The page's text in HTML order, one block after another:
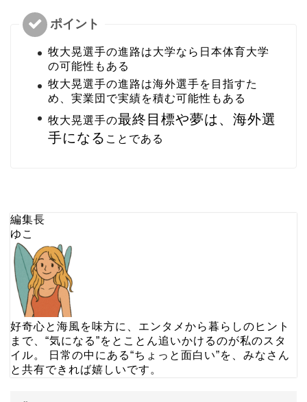
牧大晃選手の進路は大学なら 日本体育大学
の可能性 もある
牧大晃選手の進路は海外選手を目指すた
め、実業団で実績を積む可能性もある
牧大晃選手の最終目標や夢は、海外選
手になる ことである
編集長
ゆこ
好奇心と海風を味方に、エンタメから暮らしのヒント
まで、“気になる”をとことん追いかけるのが私のスタ
イル。 日常の中にある“ちょっと面白い”を、みなさん
と共有できれば嬉しいです。